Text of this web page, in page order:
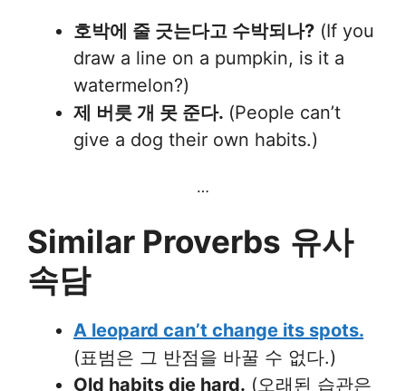
호박에 줄 긋는다고 수박되나? (If you
draw a line on a pumpkin, is it a
watermelon?)
제 버릇 개 못 준다. (People can’t
give a dog their own habits.)
…
Similar Proverbs 유사
속담
A leopard can’t change its spots.
(표범은 그 반점을 바꿀 수 없다.)
Old habits die hard. (오래된 습관은